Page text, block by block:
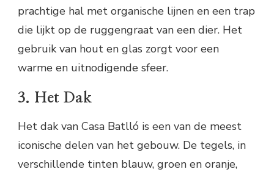
prachtige hal met organische lijnen en een trap
die lijkt op de ruggengraat van een dier. Het
gebruik van hout en glas zorgt voor een
warme en uitnodigende sfeer.
3. Het Dak
Het dak van Casa Batlló is een van de meest
iconische delen van het gebouw. De tegels, in
verschillende tinten blauw, groen en oranje,